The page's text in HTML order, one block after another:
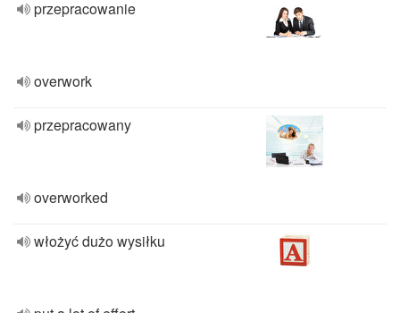
przepracowanie
overwork
przepracowany
overworked
włożyć dużo wysiłku